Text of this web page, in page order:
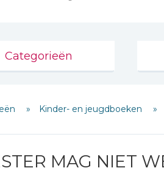
Categorieën
Dagboeken 2026
groepen
Kinder- en jeugdboeken
MAG NIET